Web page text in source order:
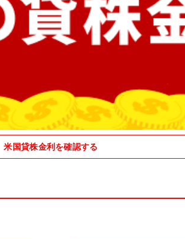
米国貸株金利を確認する